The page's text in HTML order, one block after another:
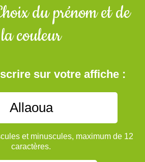
du prénom et de
la couleur
sur votre affiche :
et minuscules, maximum de 12
caractères.